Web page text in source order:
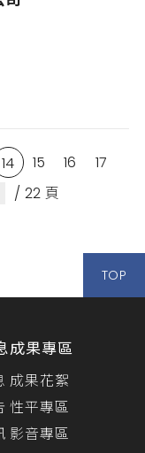
14 15 16
17
/ 22 頁
TOP
成果專區
成果花絮
性平專區
影音專區